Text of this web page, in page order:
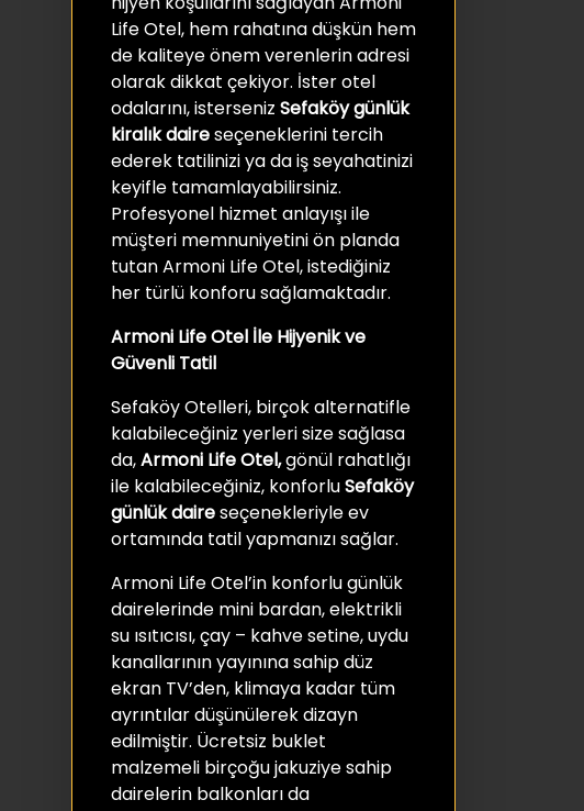
Life Otel, hem rahatına düşkün hem
de kaliteye önem verenlerin adresi
olarak dikkat çekiyor. İster otel
odalarını, isterseniz Sefaköy günlük
kiralık daireseçeneklerini tercih
ederek tatilinizi ya da iş seyahatinizi
keyifle tamamlayabilirsiniz.
Profesyonel hizmet anlayışı ile
müşteri memnuniyetini ön planda
tutan Armoni Life Otel, istediğiniz
her türlü konforu sağlamaktadır.
Armoni Life Otel İle Hijyenik ve
Güvenli Tatil
Sefaköy Otelleri, birçok alternatifle
kalabileceğiniz yerleri size sağlasa
da,Armoni Life Otel,gönül rahatlığı
ile kalabileceğiniz, konforluSefaköy
günlük daireseçenekleriyle ev
ortamında tatil yapmanızı sağlar.
Armoni Life Otel’in konforlu günlük
dairelerinde mini bardan, elektrikli
su ısıtıcısı, çay – kahve setine, uydu
kanallarının yayınına sahip düz
ekran TV’den, klimaya kadar tüm
ayrıntılar düşünülerek dizayn
edilmiştir. Ücretsiz buklet
malzemeli birçoğu jakuziye sahip
dairelerin balkonları da